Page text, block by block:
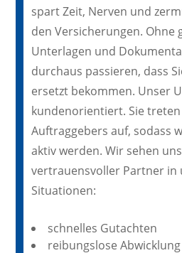
spart Zeit, Nerven und
den Versicherungen. Ohne
Unterlagen und
durchaus passieren, dass
ersetzt bekommen. Unser
kundenorientiert. Sie
Auftraggebers auf, sodass
aktiv werden. Wir sehen
vertrauensvoller Partner in
Situationen:
schnelles Gutachten
reibungslose